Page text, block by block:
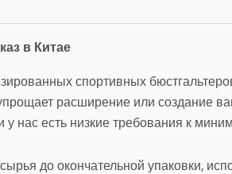
в Китае
спортивных
расширение или создание
нас есть низкие требования к
до окончательной упаковки,